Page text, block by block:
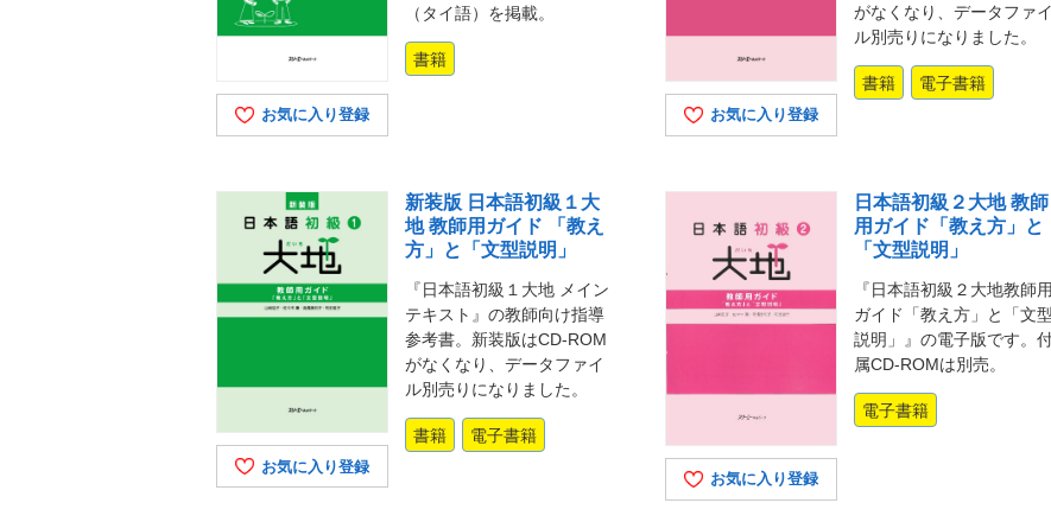
お気に入り登録
（タイ語）を掲載。
書籍
お気に入り登録
がなくなり、データファイ
ル別売りになりました。
書籍 電子書籍
お気に入り登録
新装版 日本語初級１大
地 教師用ガイド 「教え
方」と「文型説明」
『日本語初級１大地 メイン
テキスト』の教師向け指導
参考書。新装版はCD-ROM
がなくなり、データファイ
ル別売りになりました。
書籍 電子書籍
お気に入り登録
日本語初級２大地 教師
用ガイド「教え方」と
「文型説明」
『日本語初級２大地教師用
ガイド「教え方」と「文型
説明」』の電子版です。
属CD-ROMは別売。
電子書籍